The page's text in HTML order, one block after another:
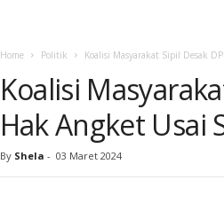
Home Politik Koalisi Masyarakat Sipil Desak
Koalisi
Hak Angket Usai
By Shela - 03 Maret 2024